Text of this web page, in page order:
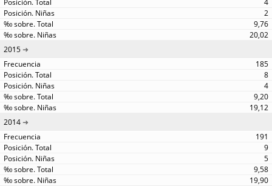
4
2
9,76
20,02
2015
185
8
4
9,20
19,12
2014
191
9
5
9,58
19,90